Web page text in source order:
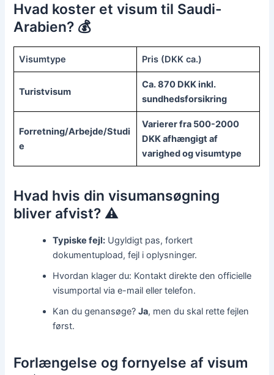
Hvad koster et visum til Saudi-
Arabien? 💰
Visumtype Pris (DKK ca.)
Turistvisum
Ca. 870 DKK inkl.
sundhedsforsikring
Forretning/Arbejde/Studi
e
Varierer fra 500-2000
DKK afhængigt af
varighed og visumtype
Hvad hvis din visumansøgning
bliver afvist? ⚠️
Typiske fejl: Ugyldigt pas, forkert
dokumentupload, fejl i oplysninger.
Hvordan klager du: Kontakt direkte den officielle
visumportal via e-mail eller telefon.
Kan du genansøge?Ja, men du skal rette fejlen
først.
Forlængelse og fornyelse af visum